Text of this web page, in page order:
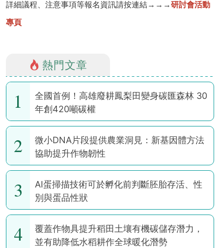
詳細議程、注意事項等報名資訊請按連結→→→研討會活動
專頁
熱門文章
1
全國首例！高雄廢耕鳳梨田變身碳匯森林 30
年創420噸碳權
2
微小DNA片段提供農業洞見：新基因體方法
協助提升作物韌性
3
AI蛋掃描技術可於孵化前判斷胚胎存活、性
別與蛋品性狀
4
覆蓋作物具提升稻田土壤有機碳儲存潛力，
並有助降低水稻耕作全球暖化潛勢